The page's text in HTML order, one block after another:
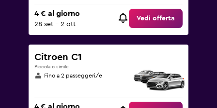
4 € al giorno
28 set - 2 ott
Vedi offerta
Citroen C1
Piccola o simile
Fino a 2 passeggeri/e